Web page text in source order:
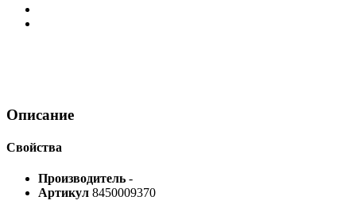
Описание
Свойства
Производитель -
Артикул 8450009370